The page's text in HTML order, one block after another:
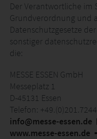
Der Verantwortliche im
Grundverordnung und
Datenschutzgesetze
sonstiger
die:
MESSE ESSEN GmbH
Messeplatz 1
D-45131 Essen
Telefon:
info@messe-essen.de
www.messe-essen.de